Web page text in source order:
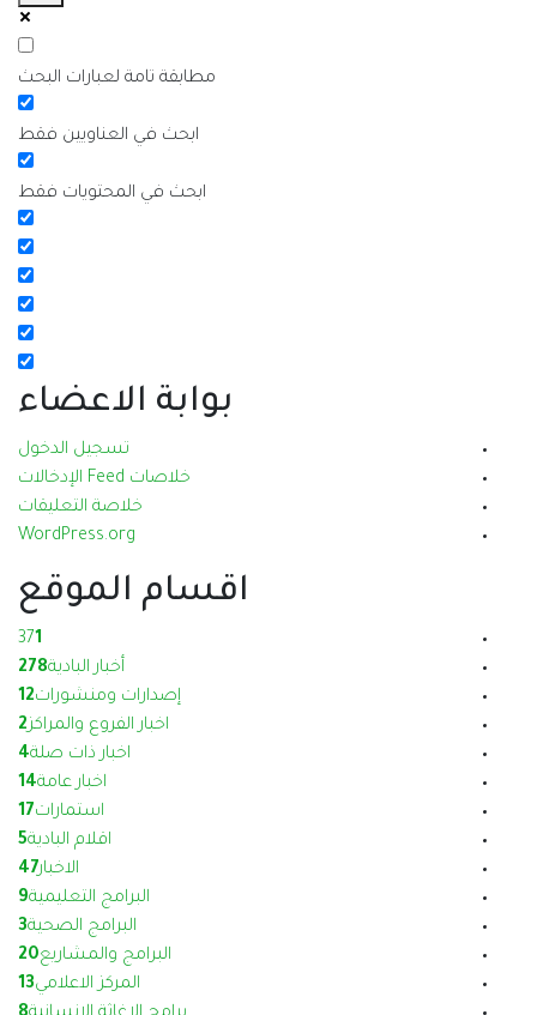
مطابقة تامة لعبارات البحث
ابحث في العناويين فقط
ابحث في المحتويات فقط
بوابة الاعضاء
تسجيل الدخول
خلاصات Feed الإدخالات
خلاصة التعليقات
WordPress.org
اقسام الموقع
371
أخبار البادية278
إصدارات ومنشورات12
اخبار الفروع والمراكز2
اخبار ذات صلة4
اخبار عامة14
استمارات17
اقلام البادية5
الاخبار47
البرامج التعليمية9
البرامج الصحية3
البرامج والمشاريع20
المركز الاعلامي13